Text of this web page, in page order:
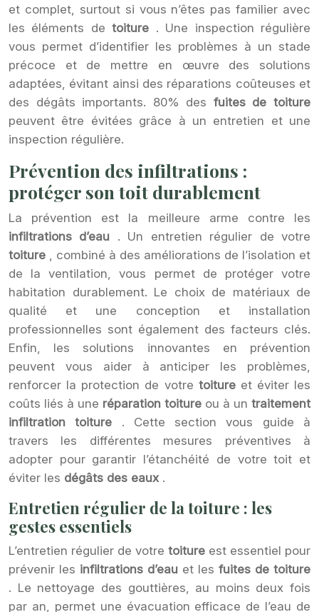
et complet, surtout si vous n’êtes pas familier avec
les éléments detoiture . Une inspection régulière
vous permet d’identifier les problèmes à un stade
précoce et de mettre en œuvre des solutions
adaptées, évitant ainsi des réparations coûteuses et
des dégâts importants. 80% des fuites de toiture
peuvent être évitées grâce à un entretien et une
inspection régulière.
Prévention des infiltrations :
protéger son toit durablement
La prévention est la meilleure arme contre les
infiltrations d’eau . Un entretien régulier de votre
toiture
, combiné à des améliorations de l’isolation et
de la ventilation, vous permet de protéger votre
habitation durablement. Le choix de matériaux de
qualité et une conception et installation
professionnelles sont également des facteurs clés.
Enfin, les solutions innovantes en prévention
peuvent vous aider à anticiper les problèmes,
renforcer la protection de votre toiture et éviter les
coûts liés à une réparation toiture ou à un traitement
infiltration toiture . Cette section vous guide à
travers les différentes mesures préventives à
adopter pour garantir l’étanchéité de votre toit et
éviter les dégâts des eaux .
Entretien régulier de la toiture : les
gestes essentiels
L’entretien régulier de votre toiture est essentiel pour
prévenir les infiltrations d’eau et les fuites de toiture
. Le nettoyage des gouttières, au moins deux fois
par an, permet une évacuation efficace de l’eau de